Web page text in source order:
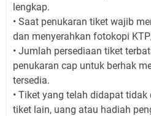
lengkap.
• Saat penukaran tiket wajib
dan menyerahkan fotokopi
• Jumlah persediaan tiket
penukaran cap untuk berhak
tersedia.
• Tiket yang telah didapat
tiket lain, uang atau hadiah